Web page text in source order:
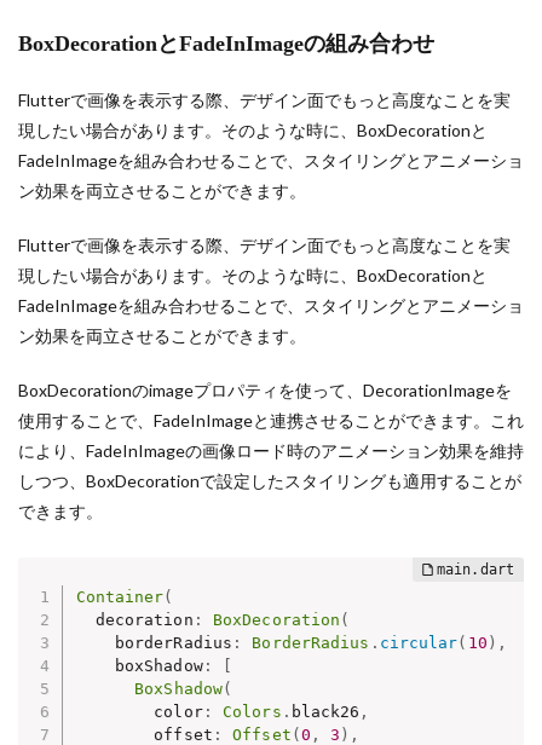
BoxDecorationとFadeInImageの組み合わせ
Flutterで画像を表示する際、デザイン面でもっと高度なことを実
現したい場合があります。そのような時に、BoxDecorationと
FadeInImageを組み合わせることで、スタイリングとアニメーショ
ン効果を両立させることができます。
Flutterで画像を表示する際、デザイン面でもっと高度なことを実
現したい場合があります。そのような時に、BoxDecorationと
FadeInImageを組み合わせることで、スタイリングとアニメーショ
ン効果を両立させることができます。
BoxDecorationのimageプロパティを使って、DecorationImageを
使用することで、FadeInImageと連携させることができます。これ
により、FadeInImageの画像ロード時のアニメーション効果を維持
しつつ、BoxDecorationで設定したスタイリングも適用することが
できます。
Container(
  decoration
: BoxDecoration (
    borderRadius
: BorderRadius . circular( 10 ) ,
    boxShadow
:
BoxShadow(
        color
: Colors . black26 ,
        offset
: Offset ( 0 , 3 ) ,